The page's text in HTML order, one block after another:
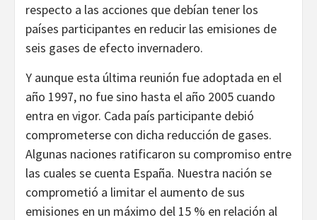
respecto a las acciones que debían tener los
países participantes en reducir las emisiones de
seis gases de efecto invernadero.
Y aunque esta última reunión fue adoptada en el
año 1997, no fue sino hasta el año 2005 cuando
entra en vigor. Cada país participante debió
comprometerse con dicha reducción de gases.
Algunas naciones ratificaron su compromiso entre
las cuales se cuenta España. Nuestra nación se
comprometió a limitar el aumento de sus
emisiones en un máximo del 15 % en relación al